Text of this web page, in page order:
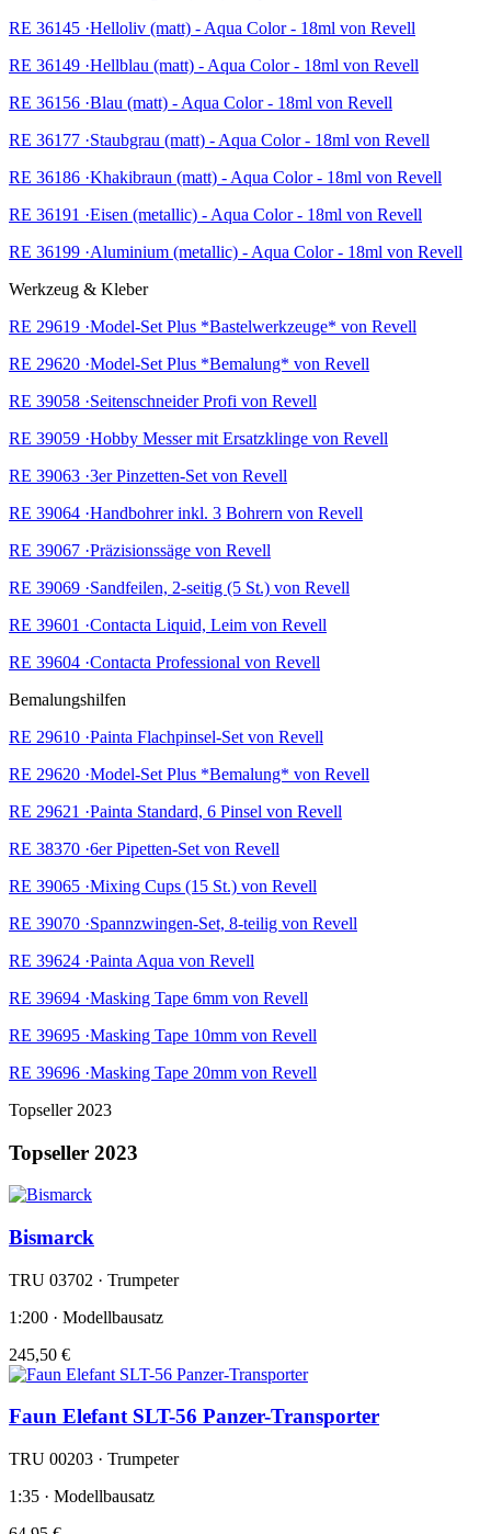
RE 36145 ·Helloliv (matt) - Aqua Color - 18ml von Revell
RE 36149 ·Hellblau (matt) - Aqua Color - 18ml von Revell
RE 36156 ·Blau (matt) - Aqua Color - 18ml von Revell
RE 36177 ·Staubgrau (matt) - Aqua Color - 18ml von Revell
RE 36186 ·Khakibraun (matt) - Aqua Color - 18ml von Revell
RE 36191 ·Eisen (metallic) - Aqua Color - 18ml von Revell
RE 36199 ·Aluminium (metallic) - Aqua Color - 18ml von Revell
Werkzeug & Kleber
RE 29619 ·Model-Set Plus *Bastelwerkzeuge* von Revell
RE 29620 ·Model-Set Plus *Bemalung* von Revell
RE 39058 ·Seitenschneider Profi von Revell
RE 39059 ·Hobby Messer mit Ersatzklinge von Revell
RE 39063 ·3er Pinzetten-Set von Revell
RE 39064 ·Handbohrer inkl. 3 Bohrern von Revell
RE 39067 ·Präzisionssäge von Revell
RE 39069 ·Sandfeilen, 2-seitig (5 St.) von Revell
RE 39601 ·Contacta Liquid, Leim von Revell
RE 39604 ·Contacta Professional von Revell
Bemalungshilfen
RE 29610 ·Painta Flachpinsel-Set von Revell
RE 29620 ·Model-Set Plus *Bemalung* von Revell
RE 29621 ·Painta Standard, 6 Pinsel von Revell
RE 38370 ·6er Pipetten-Set von Revell
RE 39065 ·Mixing Cups (15 St.) von Revell
RE 39070 ·Spannzwingen-Set, 8-teilig von Revell
RE 39624 ·Painta Aqua von Revell
RE 39694 ·Masking Tape 6mm von Revell
RE 39695 ·Masking Tape 10mm von Revell
RE 39696 ·Masking Tape 20mm von Revell
Topseller 2023
Topseller 2023
Bismarck
TRU 03702 · Trumpeter
1:200 · Modellbausatz
245,50 €
Faun Elefant SLT-56 Panzer-Transporter
TRU 00203 · Trumpeter
1:35 · Modellbausatz